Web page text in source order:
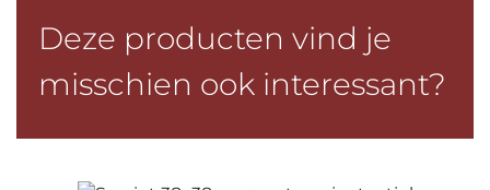
Deze producten vind je
misschien ook interessant?